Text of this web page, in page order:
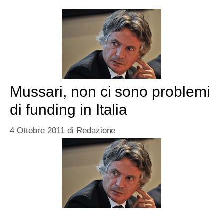
Mussari, non ci sono problemi
di funding in Italia
4 Ottobre 2011 di Redazione